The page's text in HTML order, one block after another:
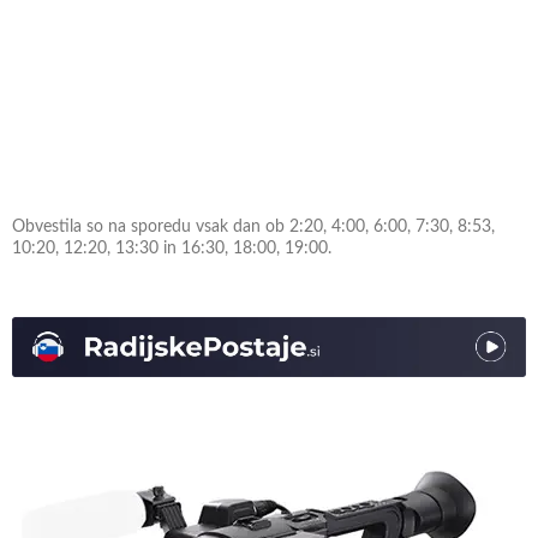
Obvestila so na sporedu vsak dan ob 2:20, 4:00, 6:00, 7:30, 8:53,
10:20, 12:20, 13:30 in 16:30, 18:00, 19:00.